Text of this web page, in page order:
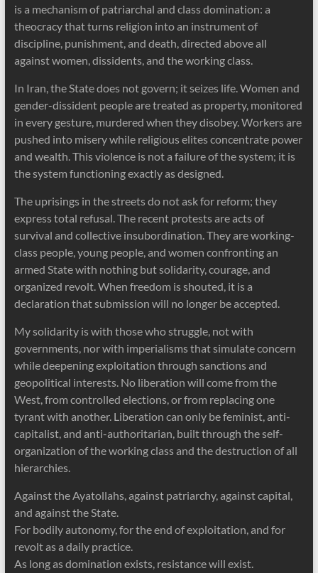
is a mechanism of patriarchal and class domination: a
theocracy that turns religion into an instrument of
discipline, punishment, and death, directed above all
against women, dissidents, and the working class.
In Iran, the State does not govern; it seizes life. Women and
gender-dissident people are treated as property, monitored
in every gesture, murdered when they disobey. Workers are
pushed into misery while religious elites concentrate power
and wealth. This violence is not a failure of the system; it is
the system functioning exactly as designed.
The uprisings in the streets do not ask for reform; they
express total refusal. The recent protests are acts of
survival and collective insubordination. They are working-
class people, young people, and women confronting an
armed State with nothing but solidarity, courage, and
organized revolt. When freedom is shouted, it is a
declaration that submission will no longer be accepted.
My solidarity is with those who struggle, not with
governments, nor with imperialisms that simulate concern
while deepening exploitation through sanctions and
geopolitical interests. No liberation will come from the
West, from controlled elections, or from replacing one
tyrant with another. Liberation can only be feminist, anti-
capitalist, and anti-authoritarian, built through the self-
organization of the working class and the destruction of all
hierarchies.
Against the Ayatollahs, against patriarchy, against capital,
and against the State.
For bodily autonomy, for the end of exploitation, and for
revolt as a daily practice.
As long as domination exists, resistance will exist.